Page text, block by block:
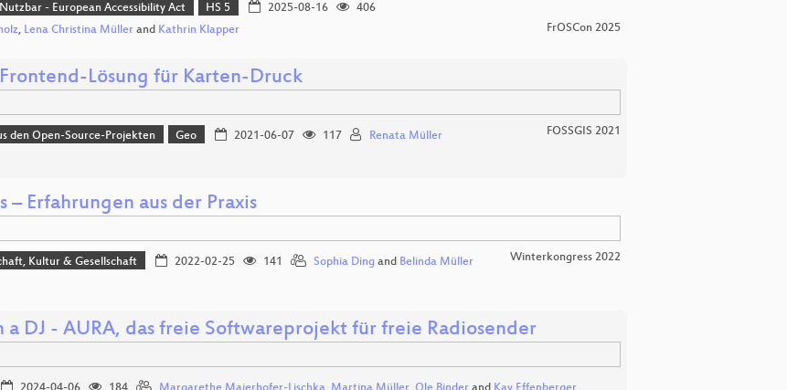
- European Accessibility Act HS 5 2025-08-16
406
, Lena Christina Müller and Kathrin Klapper FrOSCon 2025
Lösung für Karten-Druck
den Open-Source-Projekten Geo 2021-06-07 117 Renata Müller FOSSGIS 2021
– Erfahrungen aus der Praxis
Kultur & Gesellschaft 2022-02-25 141 Sophia Dingand Belinda Müller Winterkongress 2022
a DJ - AURA, das freie Softwareprojekt für freie Radiosender